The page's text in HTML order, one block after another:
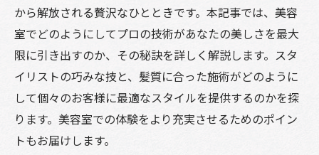
から解放される贅沢なひとときです。本記事では、美容
室でどのようにしてプロの技術があなたの美しさを最大
限に引き出すのか、その秘訣を詳しく解説します。スタ
イリストの巧みな技と、髪質に合った施術がどのように
して個々のお客様に最適なスタイルを提供するのかを探
ります。美容室での体験をより充実させるためのポイン
トもお届けします。